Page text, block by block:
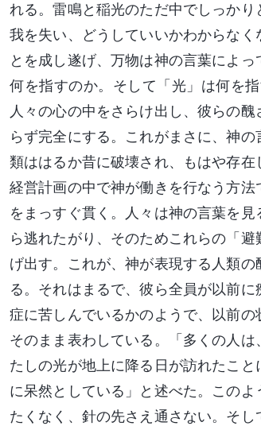
れる。雷鳴と稲光のただ中でしっか
我を失い、どうしていいかわからな
とを成し遂げ、万物は神の言葉によ
何を指すのか。そして「光」は何を
人々の心の中をさらけ出し、彼らの
らず完全にする。これがまさに、神
類ははるか昔に破壊され、もはや存
経営計画の中で神が働きを行なう方
をまっすぐ貫く。人々は神の言葉を
ら逃れたがり、そのためこれらの「
げ出す。これが、神が表現する人類
る。それはまるで、彼ら全員が以前
症に苦しんでいるかのようで、以前
そのまま表わしている。「多くの人
たしの光が地上に降る日が訪れたこ
に呆然としている」と述べた。この
たくなく、針の先さえ通さない。そ